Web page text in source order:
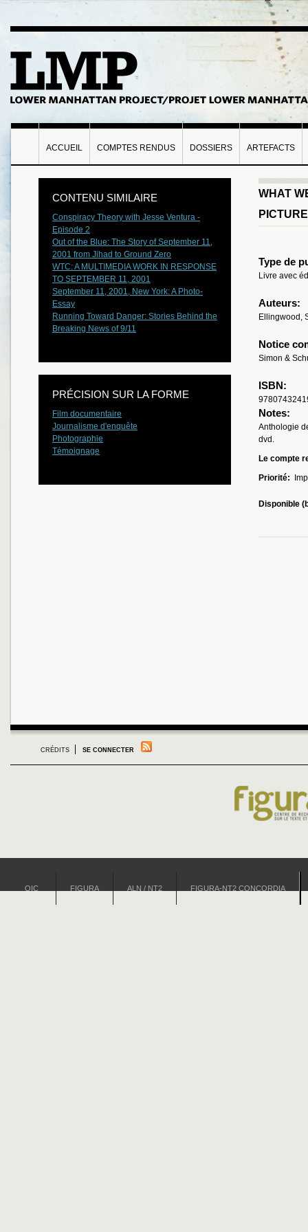
ACCUEIL COMPTES RENDUS DOSSIERS ARTEFACTS
WHAT
Type de
Livre avec
Auteurs:
Ellingwood,
Notice
Simon &
ISBN:
Notes:
Anthologie
dvd.
Le compte
Priorité:
Disponible
CONTENU SIMILAIRE
Conspiracy Theory with Jesse Ventura -
Episode 2
Out of the Blue: The Story of September 11,
2001 from Jihad to Ground Zero
WTC: A MULTIMEDIA WORK IN RESPONSE
TO SEPTEMBER 11, 2001
September 11, 2001, New York: A Photo-
Essay
Running Toward Danger: Stories Behind the
Breaking News of 9/11
PRÉCISION SUR LA FORME
Film documentaire
Journalisme d'enquête
Photographie
Témoignage
CRÉDITS SE CONNECTER
OIC FIGURA ALN / NT2 FIGURA-NT2 CONCORDIA